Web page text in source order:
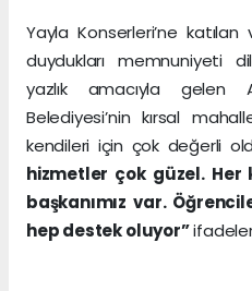
Yayla Konserleri’ne
duydukları memnuniyeti
yazlık amacıyla gelen
Belediyesi’nin kırsal
kendileri için çok değerli
hizmetler çok güzel. Her
başkanımız var.
hep destek oluyor”